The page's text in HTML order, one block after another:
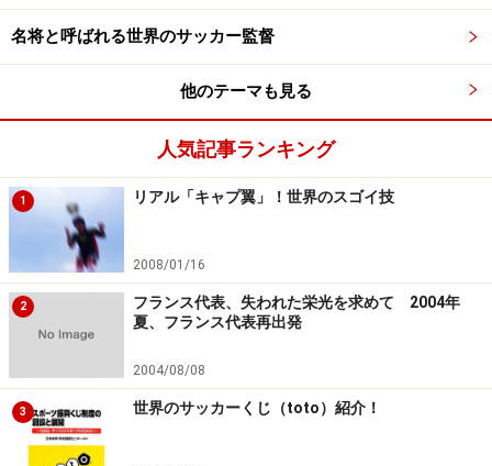
名将と呼ばれる世界のサッカー監督
他のテーマも見る
人気記事ランキング
1 リアル「キャプ翼」！世界のスゴイ技
2008/01/16
2
フランス代表、失われた栄光を求めて 2004年
夏、フランス代表再出発
2004/08/08
3 世界のサッカーくじ（toto）紹介！